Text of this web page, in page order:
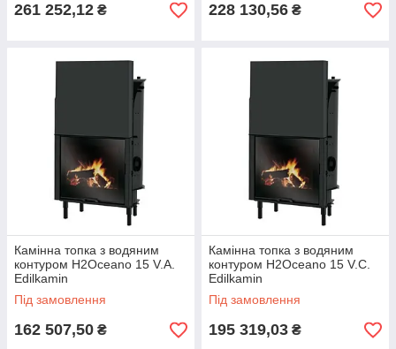
261 252,12 ₴ 228 130,56 ₴
Камінна топка з водяним
контуром H2Oceano 15 V.A.
Edilkamin
Під замовлення
162 507,50 ₴
Камінна топка з водяним
контуром H2Oceano 15 V.C.
Edilkamin
Під замовлення
195 319,03 ₴